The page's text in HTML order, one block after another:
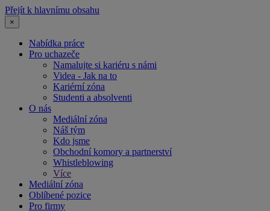
Přejít k hlavnímu obsahu
×
Nabídka práce
Pro uchazeče
Namalujte si kariéru s námi
Videa - Jak na to
Kariérní zóna
Studenti a absolventi
O nás
Mediální zóna
Náš tým
Kdo jsme
Obchodní komory a partnerství
Whistleblowing
Více
Mediální zóna
Oblíbené pozice
Pro firmy